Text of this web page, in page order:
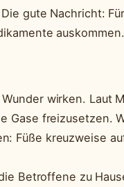
gute Nachricht:
auskommen.
wirken. Laut
Gase freizusetzen.
Füße kreuzweise
Betroffene zu